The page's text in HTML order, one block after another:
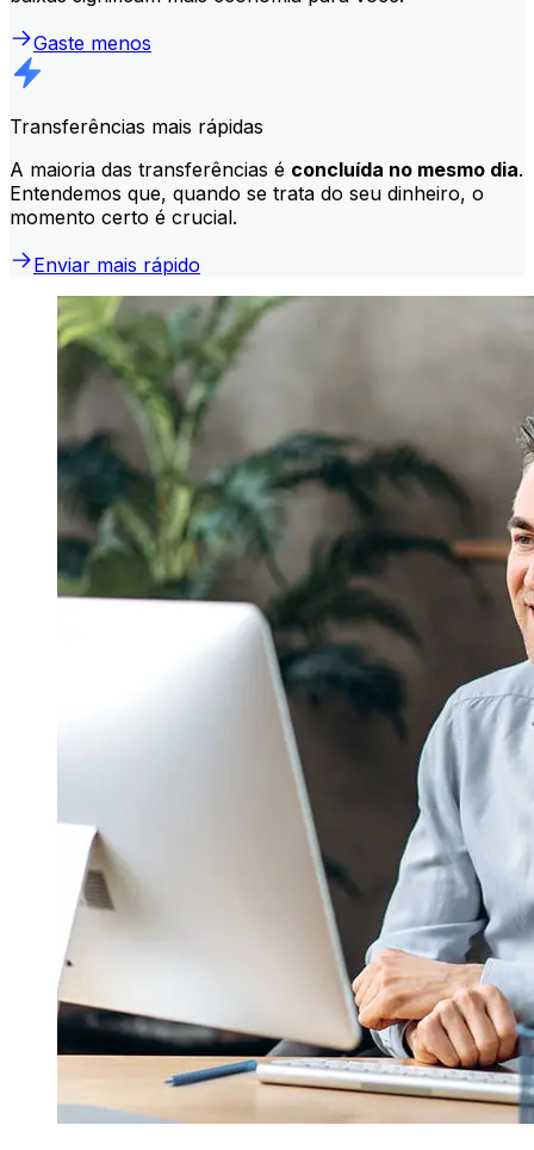
Gaste menos
Transferências mais rápidas
A maioria das transferências é concluída no mesmo dia.
Entendemos que, quando se trata do seu dinheiro, o
momento certo é crucial.
Enviar mais rápido